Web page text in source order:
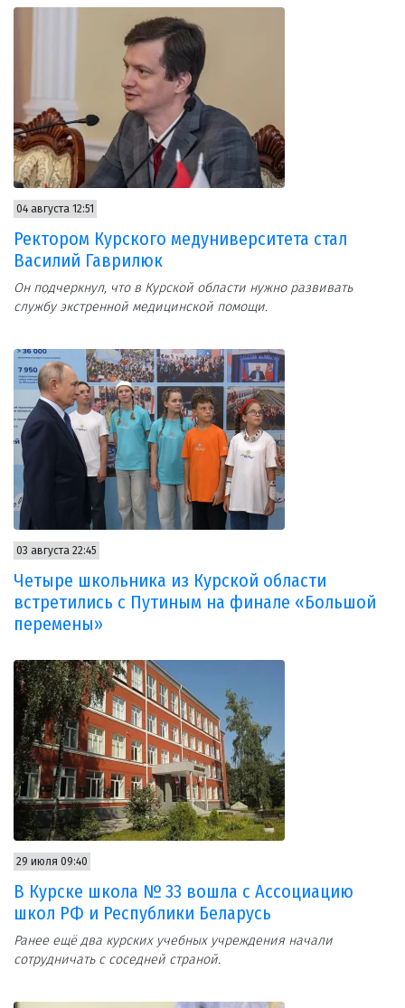
04 августа 12:51
Ректором Курского медуниверситета стал
Василий Гаврилюк
Он подчеркнул, что в Курской области нужно развивать
службу экстренной медицинской помощи.
03 августа 22:45
Четыре школьника из Курской области
встретились с Путиным на финале «Большой
перемены»
29 июля 09:40
В Курске школа № 33 вошла с Ассоциацию
школ РФ и Республики Беларусь
Ранее ещё два курских учебных учреждения начали
сотрудничать с соседней страной.